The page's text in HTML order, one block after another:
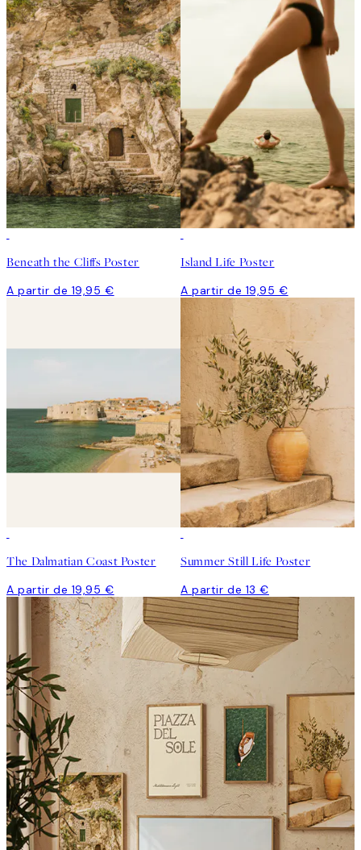
Beneath the Cliffs Poster
A partir de 19,95 €
Island Life Poster
A partir de 19,95 €
The Dalmatian Coast Poster
A partir de 19,95 €
Summer Still Life Poster
A partir de 13 €